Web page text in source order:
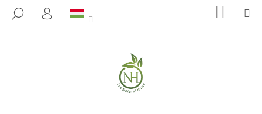
KERESÉS
BEJELENTKEZÉS